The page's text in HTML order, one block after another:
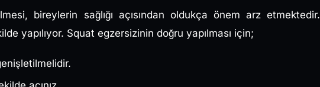
bireylerin sağlığı açısından oldukça önem arz etmektedir.
yapılıyor. Squat egzersizinin doğru yapılması için;